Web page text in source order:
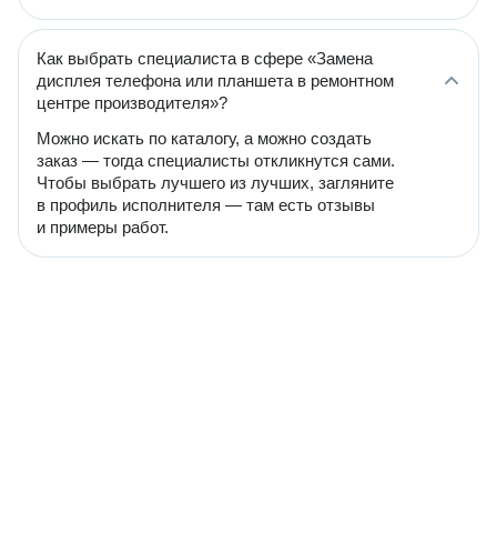
Как выбрать специалиста в сфере «Замена
дисплея телефона или планшета в ремонтном
центре производителя»?
Можно искать по каталогу, а можно создать
заказ — тогда специалисты откликнутся сами.
Чтобы выбрать лучшего из лучших, загляните
в профиль исполнителя — там есть отзывы
и примеры работ.